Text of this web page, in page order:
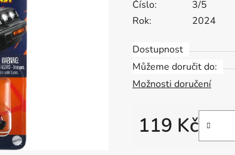
Číslo:
3/5
Rok:
2024
Dostupnost
Můžeme doručit do:
Možnosti doručení
119 Kč